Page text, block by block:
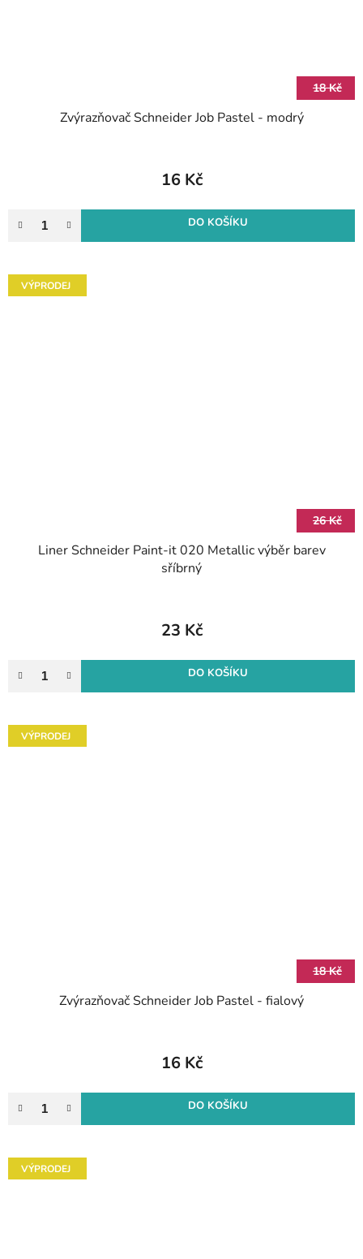
18 Kč
Zvýrazňovač Schneider Job Pastel - modrý
16 Kč
DO KOŠÍKU
VÝPRODEJ
26 Kč
Liner Schneider Paint-it 020 Metallic výběr barev
sříbrný
23 Kč
DO KOŠÍKU
VÝPRODEJ
18 Kč
Zvýrazňovač Schneider Job Pastel - fialový
16 Kč
DO KOŠÍKU
VÝPRODEJ